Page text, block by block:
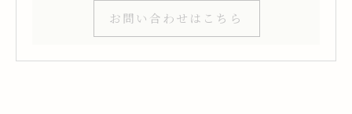
お問い合わせはこちら